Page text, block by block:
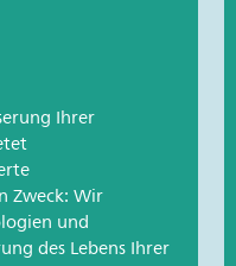
Ihrer
Zweck: Wir
und
des Lebens Ihrer